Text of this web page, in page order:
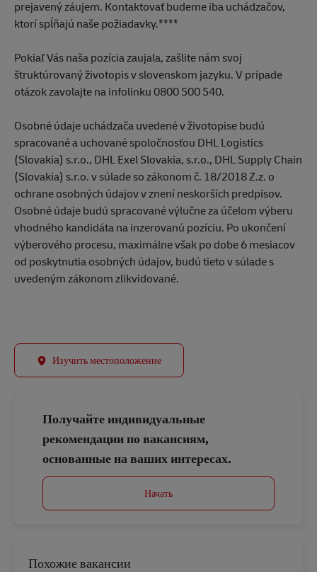
prejavený záujem. Kontaktovať budeme iba uchádzačov,
ktorí spĺňajú naše požiadavky.****
Pokiaľ Vás naša pozícia zaujala, zašlite nám svoj
štruktúrovaný životopis v slovenskom jazyku. V prípade
otázok zavolajte na infolinku 0800 500 540.
Osobné údaje uchádzača uvedené v životopise budú
spracované a uchované spoločnosťou DHL Logistics
(Slovakia) s.r.o., DHL Exel Slovakia, s.r.o., DHL Supply Chain
(Slovakia) s.r.o. v súlade so zákonom č. 18/2018 Z.z. o
ochrane osobných údajov v znení neskorších predpisov.
Osobné údaje budú spracované výlučne za účelom výberu
vhodného kandidáta na inzerovanú pozíciu. Po ukončení
výberového procesu, maximálne však po dobe 6 mesiacov
od poskytnutia osobných údajov, budú tieto v súlade s
uvedeným zákonom zlikvidované.
Изучить местоположение
Получайте индивидуальные
рекомендации по вакансиям,
основанные на ваших интересах.
Начать
Похожие вакансии